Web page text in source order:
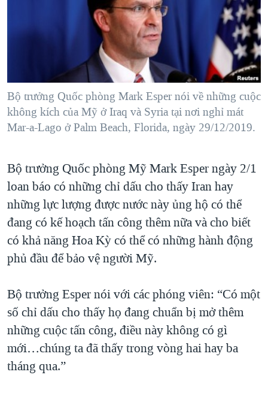
NGƯỜI VIỆT HẢI NGOẠI
ĐỜI SỐNG
SỨC KHOẺ
VĂN HOÁ
GIÁO DỤC
HÀNH TRÌNH BẦU CỬ 2024
MỘT NĂM CHIẾN TRANH TẠI DẢI GAZA
GIẢI MÃ VÀNH ĐAI & CON ĐƯỜNG
TRỊNH VĨNH BÌNH - NGƯỜI HẠ 'BÊN THẮNG CUỘC'
GROUND ZERO – XƯA VÀ NAY
CÁC GIÁ TRỊ CỘNG HÒA Ở VIỆT NAM
TRỊNH VĨNH BÌNH VS. CHÍNH PHỦ VIỆT NAM
NGƯ DÂN VIỆT VÀ LÀN SÓNG TRỘM HẢI SÂM
BÊN KIA QUỐC LỘ: TIẾNG VỌNG TỪ NÔNG THÔN MỸ
NGHE
Ngôn ngữ khác
Bộ trưởng Quốc phòng Mark Esper nói về những cuộc
không kích của Mỹ ở Iraq và Syria tại nơi nghỉ mát
Mar-a-Lago ở Palm Beach, Florida, ngày 29/12/2019.
Bộ trưởng Quốc phòng Mỹ Mark Esper ngày 2/1
loan báo có những chỉ dấu cho thấy Iran hay
những lực lượng được nước này ủng hộ có thể
đang có kế hoạch tấn công thêm nữa và cho biết
có khả năng Hoa Kỳ có thể có những hành động
phủ đầu để bảo vệ người Mỹ.
Bộ trưởng Esper nói với các phóng viên: “Có một
số chỉ dấu cho thấy họ đang chuẩn bị mở thêm
những cuộc tấn công, điều này không có gì
mới…chúng ta đã thấy trong vòng hai hay ba
tháng qua.”